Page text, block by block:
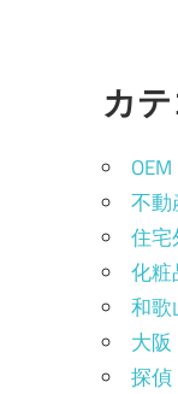
カ
OEM
不動
住宅
化粧
和歌
大阪
探偵